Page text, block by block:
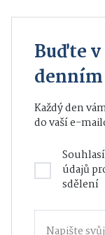
Buďte
Každý den
do vaší e-
údajů
sdělení